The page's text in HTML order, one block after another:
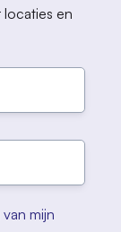
locaties en
mijn